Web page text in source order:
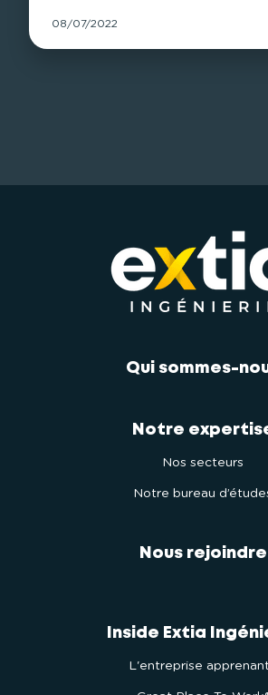
08/07/2022
Qui sommes-
Notre
Nos secteurs
Notre bureau
Nous rejoindre
Inside Extia
L'entreprise